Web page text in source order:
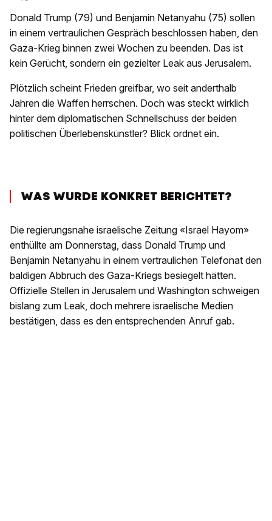
Donald Trump (79) und Benjamin Netanyahu (75) sollen
in einem vertraulichen Gespräch beschlossen haben, den
Gaza-Krieg binnen zwei Wochen zu beenden. Das ist
kein Gerücht, sondern ein gezielter Leak aus Jerusalem.
Plötzlich scheint Frieden greifbar, wo seit anderthalb
Jahren die Waffen herrschen. Doch was steckt wirklich
hinter dem diplomatischen Schnellschuss der beiden
politischen Überlebenskünstler? Blick ordnet ein.
WAS WURDE KONKRET BERICHTET?
Die regierungsnahe israelische Zeitung «Israel Hayom»
enthüllte am Donnerstag, dass Donald Trump und
Benjamin Netanyahu in einem vertraulichen Telefonat den
baldigen Abbruch des Gaza-Kriegs besiegelt hätten.
Offizielle Stellen in Jerusalem und Washington schweigen
bislang zum Leak, doch mehrere israelische Medien
bestätigen, dass es den entsprechenden Anruf gab.